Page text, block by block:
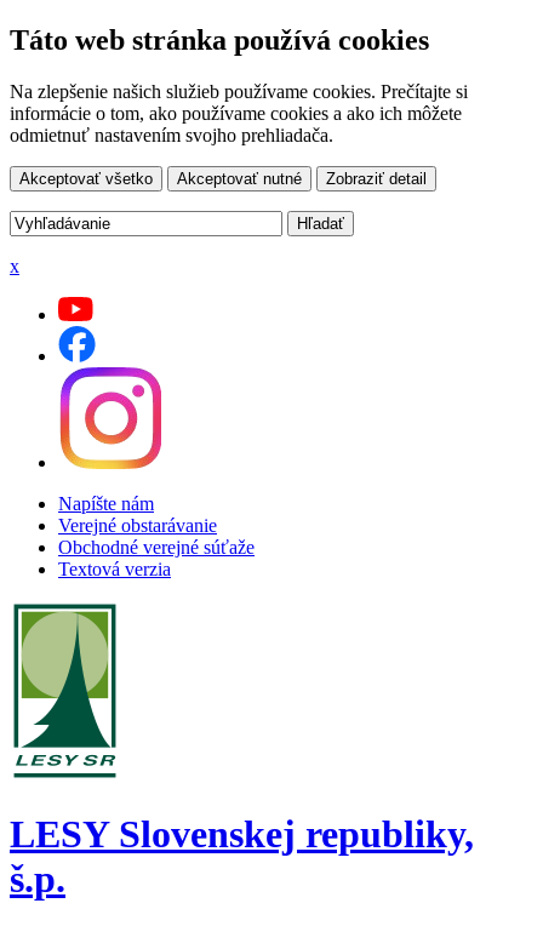
Táto web stránka používá cookies
Na zlepšenie našich služieb používame cookies. Prečítajte si
informácie o tom, ako používame cookies a ako ich môžete
odmietnuť nastavením svojho prehliadača.
Akceptovať všetko Akceptovať nutné Zobraziť detail
x
Napíšte nám
Verejné obstarávanie
Obchodné verejné súťaže
Textová verzia
LESY Slovenskej republiky,
š.p.